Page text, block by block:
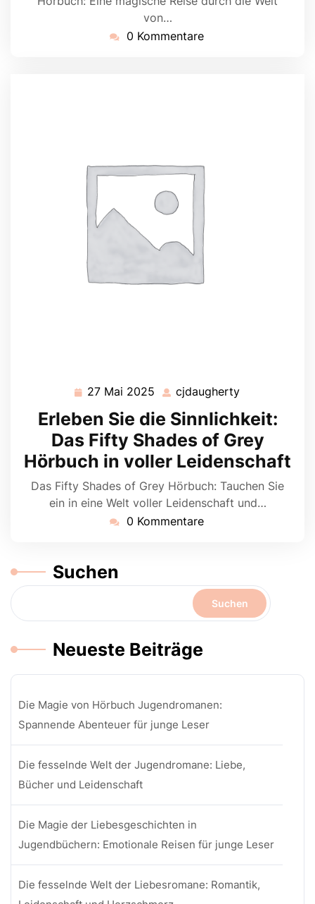
von…
0 Kommentare
27 Mai 2025 27
2025
cjdaugherty
Erleben Sie die Sinnlichkeit:
Das Fifty Shades of Grey
Hörbuch in voller Leidenschaft
Das Fifty Shades of Grey Hörbuch: Tauchen Sie
ein in eine Welt voller Leidenschaft und…
0 Kommentare
Suchen
Suchen
Neueste Beiträge
Die Magie von Hörbuch Jugendromanen:
Spannende Abenteuer für junge Leser
Die fesselnde Welt der Jugendromane: Liebe,
Bücher und Leidenschaft
Die Magie der Liebesgeschichten in
Jugendbüchern: Emotionale Reisen für junge Leser
Die fesselnde Welt der Liebesromane: Romantik,